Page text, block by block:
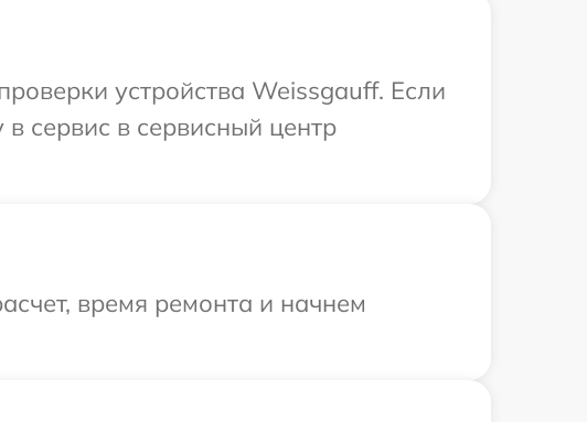
устройства Weissgauff. Если
сервис в сервисный центр
время ремонта и начнем